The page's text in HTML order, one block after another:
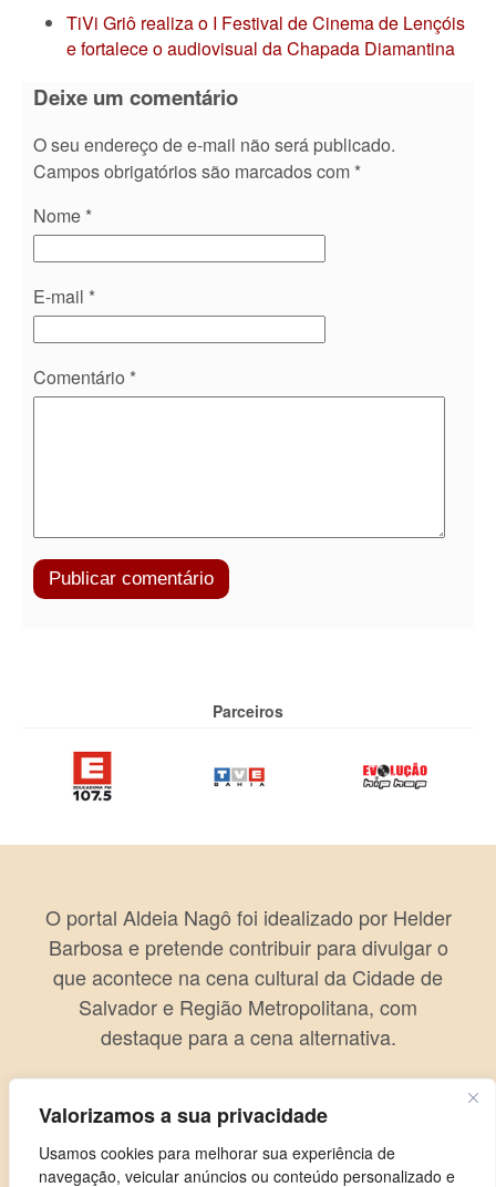
Valorizamos a sua privacidade
Usamos cookies para melhorar sua experiência de
navegação, veicular anúncios ou conteúdo personalizado e
TiVi Griô realiza o I Festival de Cinema de Lençóis
e fortalece o audiovisual da Chapada Diamantina
Deixe um comentário
O seu endereço de e-mail não será publicado.
Campos obrigatórios são marcados com *
Nome *
E-mail *
Comentário *
Parceiros
O portal Aldeia Nagô foi idealizado por Helder
Barbosa e pretende contribuir para divulgar o
que acontece na cena cultural da Cidade de
Salvador e Região Metropolitana, com
destaque para a cena alternativa.